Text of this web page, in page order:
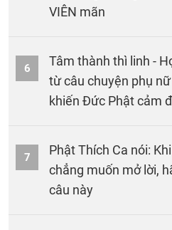
VIÊN mãn
6
Tâm thành thì linh -
từ câu chuyện phụ
khiến Đức Phật cảm
7
Phật Thích Ca nói:
chẳng muốn mở lời,
câu này